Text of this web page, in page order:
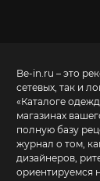
Be-in.ru – это
сетевых, так и
«Каталоге
магазинах
полную базу
журнал о том,
дизайнеров,
ориентируемся